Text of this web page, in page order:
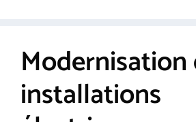
Modernisation
installations